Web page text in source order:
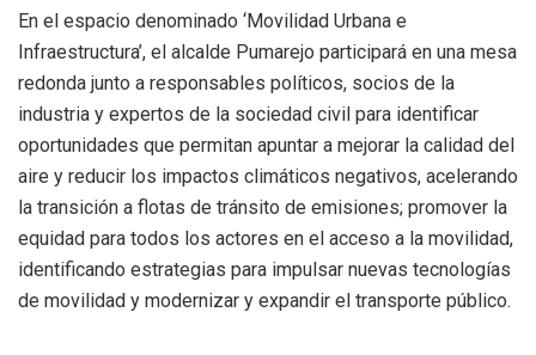
En el espacio denominado ‘Movilidad Urbana e
Infraestructura’, el alcalde Pumarejo participará en una mesa
redonda junto a responsables políticos, socios de la
industria y expertos de la sociedad civil para identificar
oportunidades que permitan apuntar a mejorar la calidad del
aire y reducir los impactos climáticos negativos, acelerando
la transición a flotas de tránsito de emisiones; promover la
equidad para todos los actores en el acceso a la movilidad,
identificando estrategias para impulsar nuevas tecnologías
de movilidad y modernizar y expandir el transporte público.